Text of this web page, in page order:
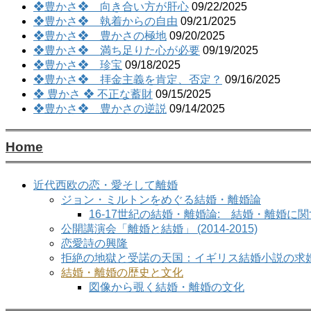
❖豊かさ❖ 向き合い方が肝心 09/22/2025
❖豊かさ❖ 執着からの自由 09/21/2025
❖豊かさ❖ 豊かさの極地 09/20/2025
❖豊かさ❖ 満ち足りた心が必要 09/19/2025
❖豊かさ❖ 珍宝 09/18/2025
❖豊かさ❖ 拝金主義を肯定、否定？ 09/16/2025
❖ 豊かさ ❖ 不正な蓄財 09/15/2025
❖豊かさ❖ 豊かさの逆説 09/14/2025
Home
近代西欧の恋・愛そして離婚
ジョン・ミルトンをめぐる結婚・離婚論
16-17世紀の結婚・離婚論: 結婚・離婚に関
公開講演会「離婚と結婚」 (2014-2015)
恋愛詩の興隆
拒絶の地獄と受諾の天国：イギリス結婚小説の求
結婚・離婚の歴史と文化
図像から覗く結婚・離婚の文化